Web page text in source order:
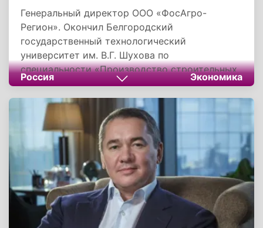
Генеральный директор ООО «ФосАгро-
Регион». Окончил Белгородский
государственный технологический
университет им. В.Г. Шухова по
специальности «Производство строительных
материалов, изделий и конструкций». Карьеру
начал в ООО «ФосАгро-Белгород», где прошел
путь от инженера по охране труда до
генерального директора. Награжден званием
«Почетный работник агропромышленного
комплекса России».
Россия Экономика